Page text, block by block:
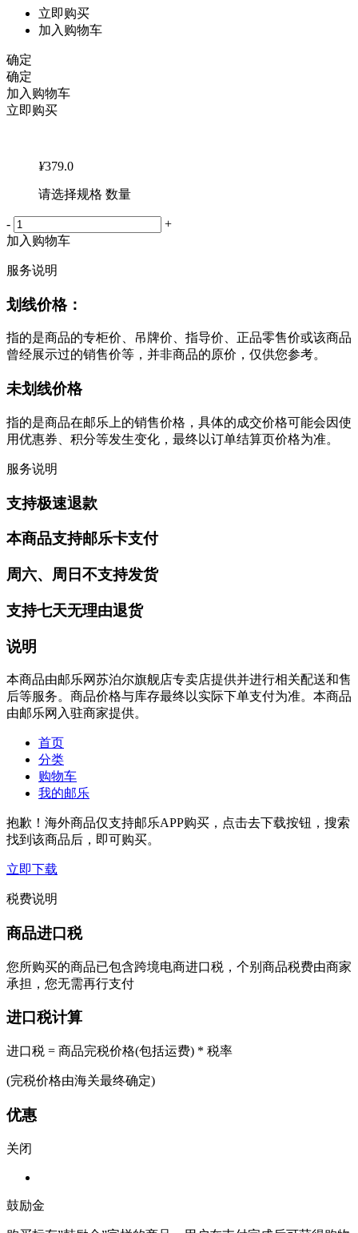
立即购买
加入购物车
确定
确定
加入购物车
立即购买
¥379.0
请选择规格 数量
-
+
加入购物车
服务说明
划线价格：
指的是商品的专柜价、吊牌价、指导价、正品零售价或该商品
曾经展示过的销售价等，并非商品的原价，仅供您参考。
未划线价格
指的是商品在邮乐上的销售价格，具体的成交价格可能会因使
用优惠券、积分等发生变化，最终以订单结算页价格为准。
服务说明
支持极速退款
本商品支持邮乐卡支付
周六、周日不支持发货
支持七天无理由退货
说明
本商品由邮乐网苏泊尔旗舰店专卖店提供并进行相关配送和售
后等服务。商品价格与库存最终以实际下单支付为准。本商品
由邮乐网入驻商家提供。
首页
分类
购物车
我的邮乐
抱歉！海外商品仅支持邮乐APP购买，点击去下载按钮，搜索
找到该商品后，即可购买。
立即下载
税费说明
商品进口税
您所购买的商品已包含跨境电商进口税，个别商品税费由商家
承担，您无需再行支付
进口税计算
进口税 = 商品完税价格(包括运费) * 税率
(完税价格由海关最终确定)
优惠
关闭
鼓励金